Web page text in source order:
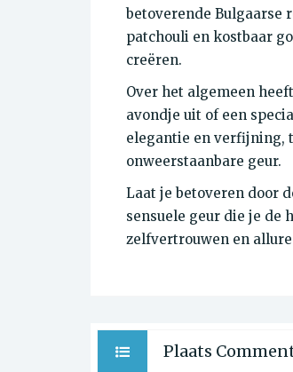
betoverende Bulgaarse
patchouli en kostbaar
creëren.
Over het algemeen
avondje uit of een
elegantie en verfijning,
onweerstaanbare geur.
Laat je betoveren door
sensuele geur die je de
zelfvertrouwen en
Plaats